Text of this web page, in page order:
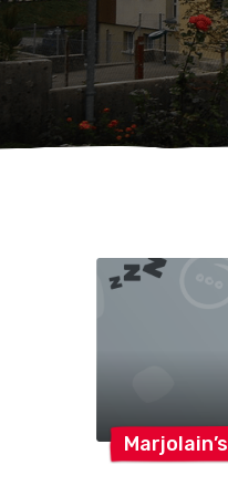
Marjolain’s